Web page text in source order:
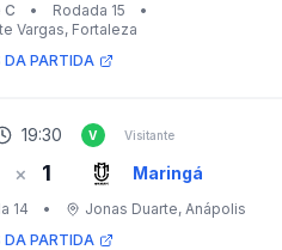
C • Rodada 15
•
Vargas, Fortaleza
DA PARTIDA
19:30 V Visitante
× 1 Maringá
14 • Jonas Duarte, Anápolis
DA PARTIDA